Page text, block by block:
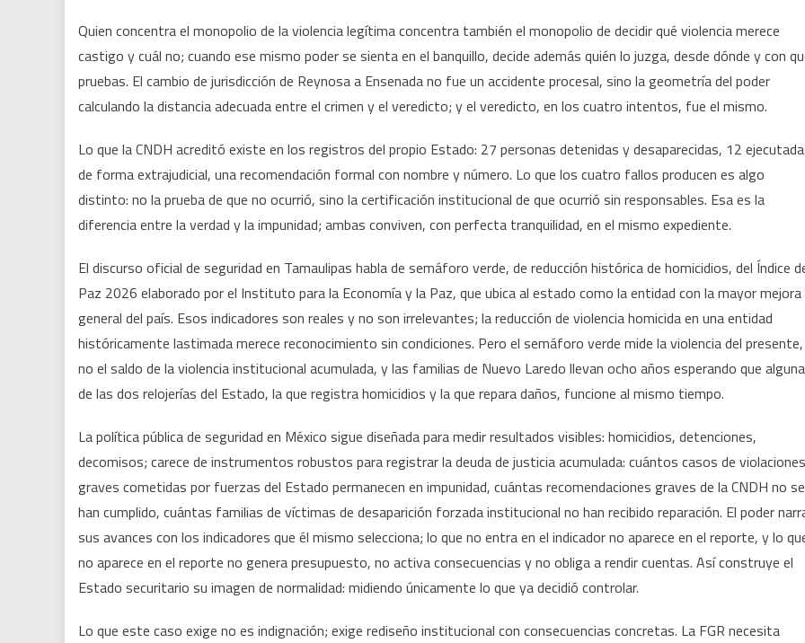
Quien concentra el monopolio de la violencia legítima concentra también el monopolio de decidir qué violencia merece
castigo y cuál no; cuando ese mismo poder se sienta en el banquillo, decide además quién lo juzga, desde dónde y con
pruebas. El cambio de jurisdicción de Reynosa a Ensenada no fue un accidente procesal, sino la geometría del poder
calculando la distancia adecuada entre el crimen y el veredicto; y el veredicto, en los cuatro intentos, fue el mismo.
Lo que la CNDH acreditó existe en los registros del propio Estado: 27 personas detenidas y desaparecidas, 12
de forma extrajudicial, una recomendación formal con nombre y número. Lo que los cuatro fallos producen es algo
distinto: no la prueba de que no ocurrió, sino la certificación institucional de que ocurrió sin responsables. Esa es la
diferencia entre la verdad y la impunidad; ambas conviven, con perfecta tranquilidad, en el mismo expediente.
El discurso oficial de seguridad en Tamaulipas habla de semáforo verde, de reducción histórica de homicidios, del Índice
Paz 2026 elaborado por el Instituto para la Economía y la Paz, que ubica al estado como la entidad con la mayor mejora
general del país. Esos indicadores son reales y no son irrelevantes; la reducción de violencia homicida en una entidad
históricamente lastimada merece reconocimiento sin condiciones. Pero el semáforo verde mide la violencia del presente,
no el saldo de la violencia institucional acumulada, y las familias de Nuevo Laredo llevan ocho años esperando que alguna
de las dos relojerías del Estado, la que registra homicidios y la que repara daños, funcione al mismo tiempo.
La política pública de seguridad en México sigue diseñada para medir resultados visibles: homicidios, detenciones,
decomisos; carece de instrumentos robustos para registrar la deuda de justicia acumulada: cuántos casos de violaciones
graves cometidas por fuerzas del Estado permanecen en impunidad, cuántas recomendaciones graves de la CNDH no se
han cumplido, cuántas familias de víctimas de desaparición forzada institucional no han recibido reparación. El poder
sus avances con los indicadores que él mismo selecciona; lo que no entra en el indicador no aparece en el reporte, y lo
no aparece en el reporte no genera presupuesto, no activa consecuencias y no obliga a rendir cuentas. Así construye el
Estado securitario su imagen de normalidad: midiendo únicamente lo que ya decidió controlar.
Lo que este caso exige no es indignación; exige rediseño institucional con consecuencias concretas. La FGR necesita